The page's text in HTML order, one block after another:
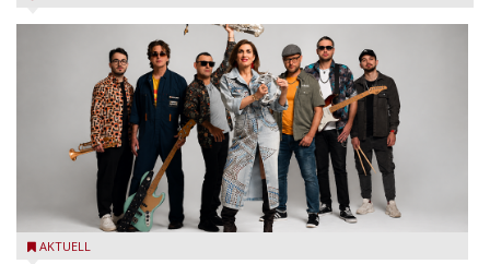
Castelnuovo del Garda: Die "Dirotta su Cuba" zu Gast beim
AKTUELL